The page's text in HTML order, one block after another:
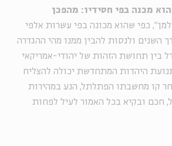
מכנה בפי חסידיו: מהפכן
כפי שהוא מכונה בפי עשרות אלפי
השנים ולנסות להבין ממנו מהי ההגדרה
בין תחושת הזהות של יהודי-אמריקאי
היהדות המתחדשת יכולה להצליח
קו מחשבתו הפתלתל, הנע במהירות
חכם ובקיא בכל האמור לעיל לפחות